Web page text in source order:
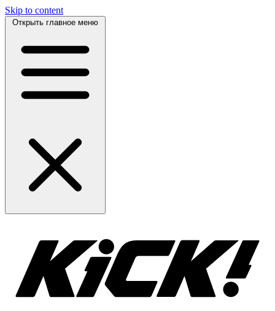
Skip to content
Открыть главное меню